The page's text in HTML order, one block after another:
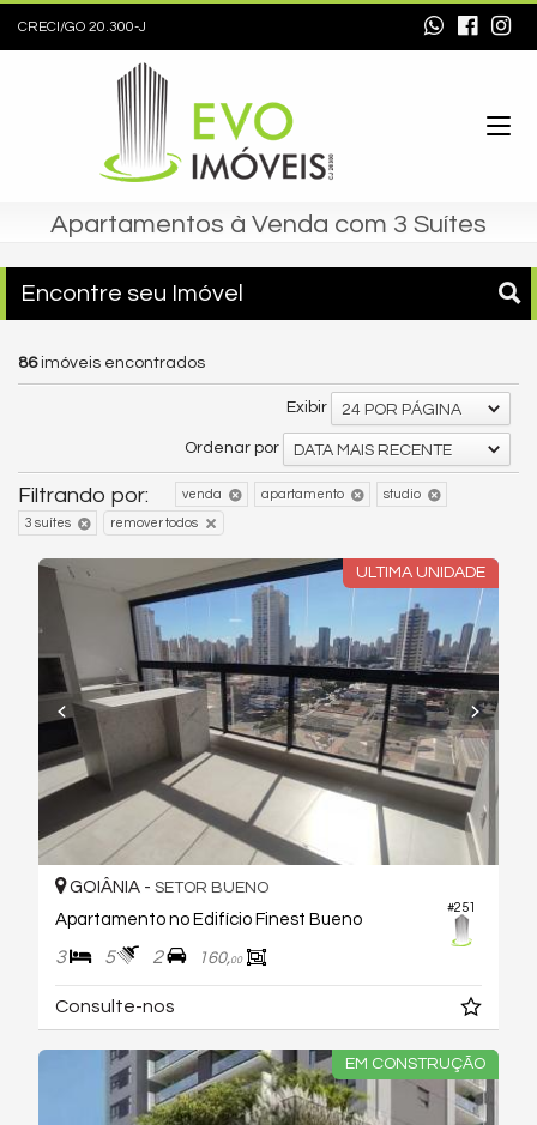
CRECI/GO 20.300-J
Apartamentos à Venda com 3 Suítes
Encontre seu Imóvel
86imóveis encontrados
Exibir 24 POR PÁGINA
Ordenar por DATA MAIS RECENTE
Filtrando por: venda apartamento studio
3 suítes remover todos
ULTIMA UNIDADE
#251
GOIÂNIA - SETOR BUENO
Apartamento no Edifício Finest Bueno
3 5 2 160,00
Consulte-nos
EM CONSTRUÇÃO